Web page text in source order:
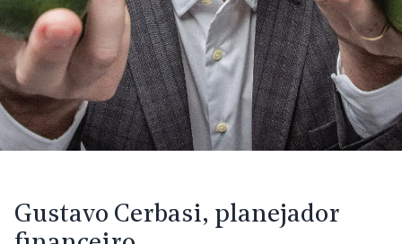
Gustavo Cerbasi, planejador